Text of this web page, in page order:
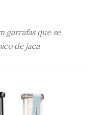
garrafas que se
de jaca